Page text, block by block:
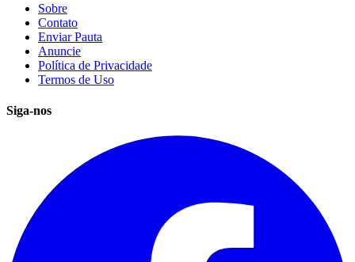
Sobre
Contato
Enviar Pauta
Anuncie
Política de Privacidade
Termos de Uso
Siga-nos